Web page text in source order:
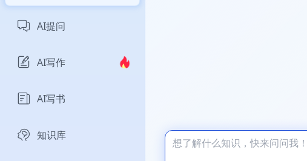
AI提问
AI写作
AI写书
知识库